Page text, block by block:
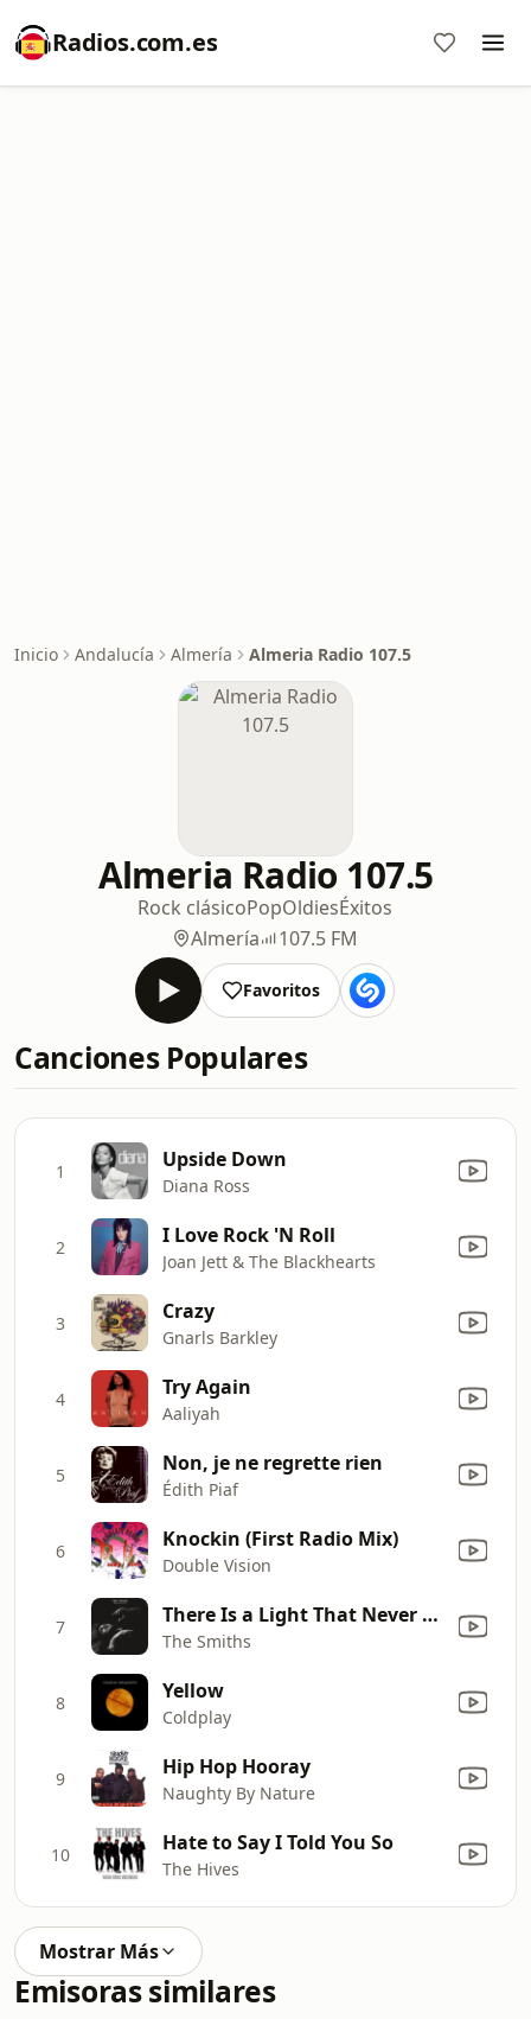
Radios.com.es
Inicio Andalucía Almería Almeria Radio 107.5
Almeria Radio 107.5
Rock clásicoPopOldiesÉxitos
Almería
107.5 FM
Favoritos
Canciones Populares
1 Upside Down
Diana Ross
2 I Love Rock 'N Roll
Joan Jett & The Blackhearts
3 Crazy
Gnarls Barkley
4 Try Again
Aaliyah
5 Non, je ne regrette rien
Édith Piaf
6 Knockin (First Radio Mix)
Double Vision
7 There Is a Light That Never Goes Out
The Smiths
8 Yellow
Coldplay
9 Hip Hop Hooray
Naughty By Nature
10 Hate to Say I Told You So
The Hives
Mostrar Más
Emisoras similares